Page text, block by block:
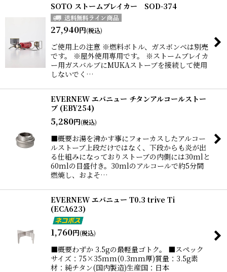
SOTO ストームブレイカー SOD-374
27,940円(税込)
ご使用上の注意 ※燃料ボトル、ガスボンベは別売
です。 ※屋外使用専用です。 ※ストームブレイカ
ー用ガスバルブにMUKAストーブを接続して使用
しないでく…
EVERNEW エバニュー チタンアルコールストー
ブ (EBY254)
5,280円(税込)
■概要お湯を沸かす事にフォーカスしたアルコー
ルストーブ上段だけではなく、下段からも炎が出
る仕組みになっておりストーブの内側には30mlと
60mlの目盛付き。30mlのアルコールで約5分間
燃焼し、およそ…
EVERNEW エバニュー T0.3 trive Ti
(ECA623)
1,760円(税込)
■概要わずか 3.5gの最軽量ゴトク。 ■スペック
サイズ：75×35mm(0.3mm厚)質量：3.5g素
材：純チタン(国内製造)生産国：日本